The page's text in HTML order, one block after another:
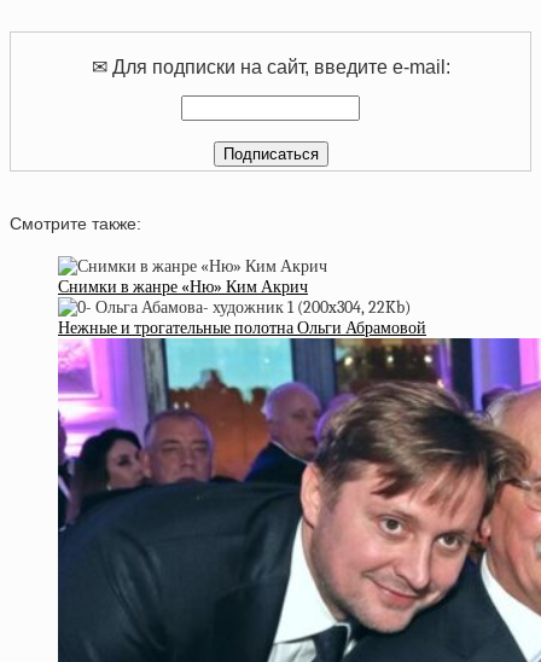
✉ Для подписки на сайт, введите e-mail:
Смотрите также:
Снимки в жанре «Ню» Ким Акрич
Нежные и трогательные полотна Ольги Абрамовой